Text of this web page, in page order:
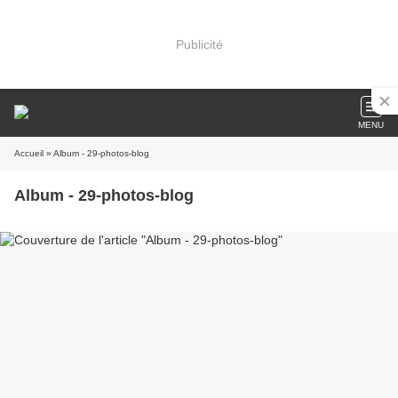
Publicité
MENU
Accueil » Album - 29-photos-blog
Album - 29-photos-blog